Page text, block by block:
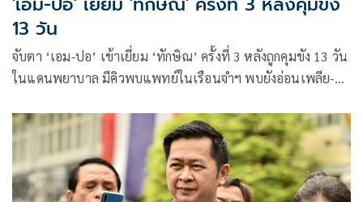
13 วัน
จับตา ‘เอม-ปอ’ เข้าเยี่ยม ‘ทักษิณ’ ครั้งที่ 3 หลังถูกคุมขัง 13 วัน
ในแดนพยาบาล มีคิวพบแพทย์ในเรือนจำฯ พบยังอ่อนเพลีย-